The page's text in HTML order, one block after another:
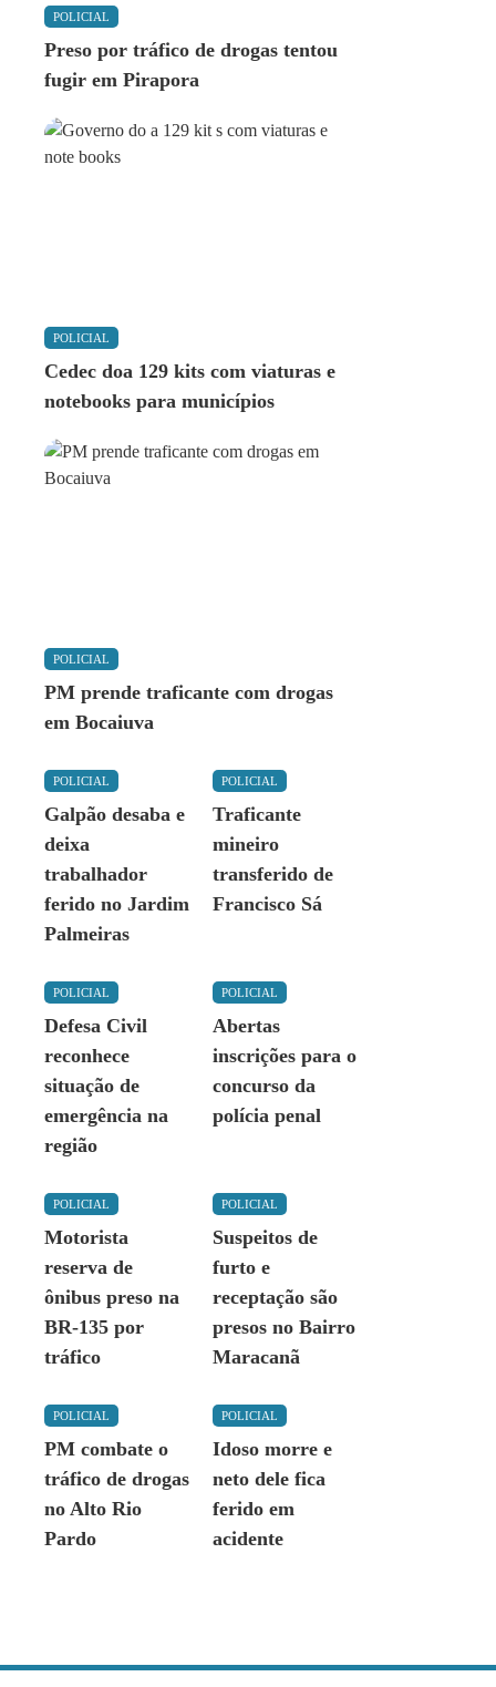
POLICIAL
Preso por tráfico de drogas tentou
fugir em Pirapora
POLICIAL
Cedec doa 129 kits com viaturas e
notebooks para municípios
POLICIAL
PM prende traficante com drogas
em Bocaiuva
POLICIAL
Galpão desaba e
deixa
trabalhador
ferido no Jardim
Palmeiras
POLICIAL
Traficante
mineiro
transferido de
Francisco Sá
POLICIAL
Defesa Civil
reconhece
situação de
emergência na
região
POLICIAL
Abertas
inscrições para o
concurso da
polícia penal
POLICIAL
Motorista
reserva de
ônibus preso na
BR-135 por
tráfico
POLICIAL
Suspeitos de
furto e
receptação são
presos no Bairro
Maracanã
POLICIAL
PM combate o
tráfico de drogas
no Alto Rio
Pardo
POLICIAL
Idoso morre e
neto dele fica
ferido em
acidente